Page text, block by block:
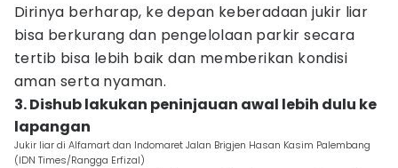
Dirinya berharap, ke depan keberadaan jukir liar
bisa berkurang dan pengelolaan parkir secara
tertib bisa lebih baik dan memberikan kondisi
aman serta nyaman.
3. Dishub lakukan peninjauan awal lebih dulu ke
lapangan
Jukir liar di Alfamart dan Indomaret Jalan Brigjen Hasan Kasim Palembang
(IDN Times/Rangga Erfizal)